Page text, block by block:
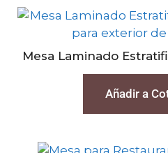
Mesa Laminado
Añadir a